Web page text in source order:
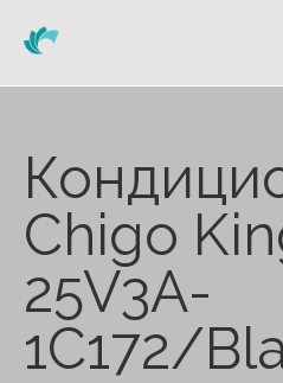
Chigo
25V3A-
1C172/